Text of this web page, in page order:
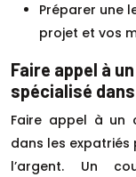
Préparer une
projet et vos
Faire appel à
spécialisé
Faire appel à un
dans les
l’argent. Un